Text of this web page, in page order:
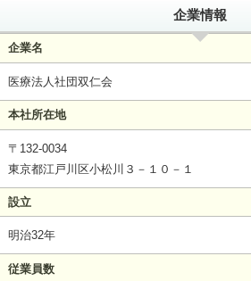
企業情報
企業名
医療法人社団双仁会
本社所在地
〒132-0034
東京都江戸川区小松川３－１０－１
設立
明治32年
従業員数